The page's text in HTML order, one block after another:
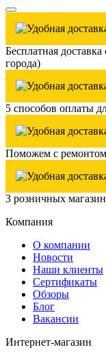
Бесплатная
города)
5 способов оплаты
Поможем с
3 розничных
Компания
О компании
Новости
Наши клиенты
Сертификаты
Обзоры
Блог
Вакансии
Интернет-магазин